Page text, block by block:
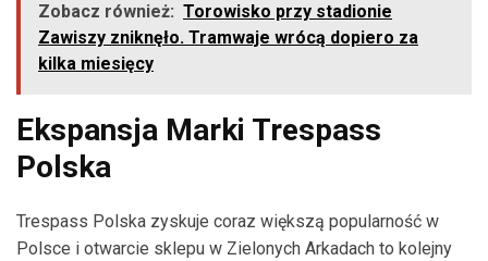
Zobacz również: Torowisko przy stadionie
Zawiszy zniknęło. Tramwaje wrócą dopiero za
kilka miesięcy
Ekspansja Marki Trespass
Polska
Trespass Polska zyskuje coraz większą popularność w
Polsce i otwarcie sklepu w Zielonych Arkadach to kolejny